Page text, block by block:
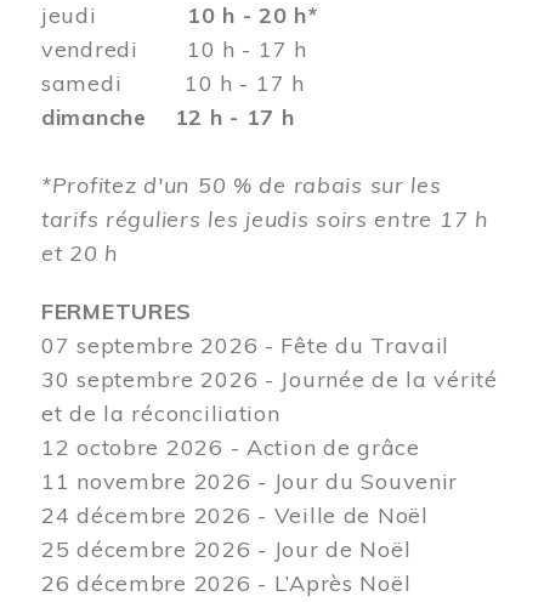
jeudi 10 h - 20 h*
vendredi 10 h - 17 h
samedi 10 h - 17 h
dimanche 12 h - 17 h
*Profitez d'un 50 % de rabais sur les
tarifs réguliers les jeudis soirs entre 17 h
et 20 h
FERMETURES
07 septembre 2026 - Fête du Travail
30 septembre 2026 - Journée de la vérité
et de la réconciliation
12 octobre 2026 - Action de grâce
11 novembre 2026 - Jour du Souvenir
24 décembre 2026 - Veille de Noël
25 décembre 2026 - Jour de Noël
26 décembre 2026 - L’Après Noël